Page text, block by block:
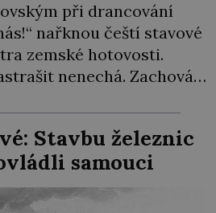
při drancování
nařknou čeští stavové
zemské hotovosti.
nenechá. Zachová
už nezbaví… Tři roky
není. Jindřich Michal
se v ní nudí. 10letý
[…]
Stavbu železnic
samouci